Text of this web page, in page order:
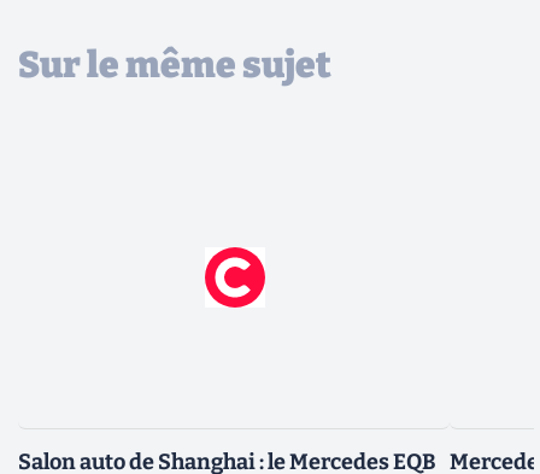
Sur le même sujet
Salon auto de Shanghai : le Mercedes EQB